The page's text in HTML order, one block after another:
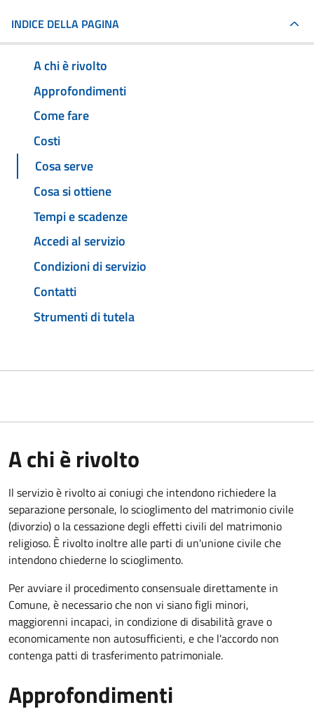
INDICE DELLA PAGINA
A chi è rivolto
Approfondimenti
Come fare
Costi
Cosa serve
Cosa si ottiene
Tempi e scadenze
Accedi al servizio
Condizioni di servizio
Contatti
Strumenti di tutela
A chi è rivolto
Il servizio è rivolto ai coniugi che intendono richiedere la
separazione personale, lo scioglimento del matrimonio civile
(divorzio) o la cessazione degli effetti civili del matrimonio
religioso. È rivolto inoltre alle parti di un'unione civile che
intendono chiederne lo scioglimento.
Per avviare il procedimento consensuale direttamente in
Comune, è necessario che non vi siano figli minori,
maggiorenni incapaci, in condizione di disabilità grave o
economicamente non autosufficienti, e che l'accordo non
contenga patti di trasferimento patrimoniale.
Approfondimenti